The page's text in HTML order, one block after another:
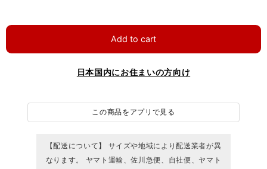
Add to cart
日本国内にお住まいの方向け
この商品をアプリで見る
【配送について】 サイズや地域により配送業者が異
なります。 ヤマト運輸、佐川急便、自社便、ヤマト